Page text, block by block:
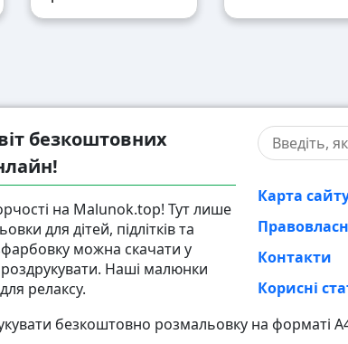
безкоштовних
на Malunok.top! Тут лише
для дітей, підлітків та
можна скачати у
Наші малюнки
релаксу.
Карта
Контакти
Корисні
безкоштовно розмальовку на форматі